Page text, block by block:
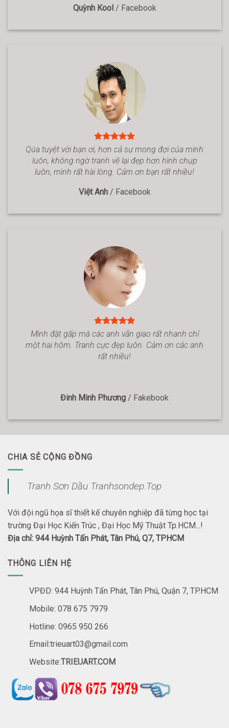
Quỳnh Kool / Facebook
Qúa tuyệt vời bạn ơi, hơn cả sự mong đợi của mình
luôn, không ngờ tranh vẽ lại đẹp hơn hình chụp
luôn, mình rất hài lòng. Cảm ơn bạn rất nhiều!
Việt Anh / Facebook
Mình đặt gấp mà các anh vẫn giao rất nhanh chỉ
một hai hôm. Tranh cực đẹp luôn. Cảm ơn các anh
rất nhiều!
Đinh Minh Phương / Fakebook
CHIA SẺ CỘNG ĐỒNG
Tranh Sơn Dầu Tranhsondep.Top
Với đội ngũ họa sĩ thiết kế chuyên nghiệp đã từng học tại
trường Đại Học Kiến Trúc , Đại Học Mỹ Thuật Tp.HCM...!
Địa chỉ: 944 Huỳnh Tấn Phát, Tân Phú, Q7, TPHCM
THÔNG LIÊN HỆ
VPĐD: 944 Huỳnh Tấn Phát, Tân Phú, Quận 7, TP.HCM
Mobile: 078 675 7979
Hotline: 0965 950 266
Email:trieuart03@gmail.com
Website:TRIEUART.COM